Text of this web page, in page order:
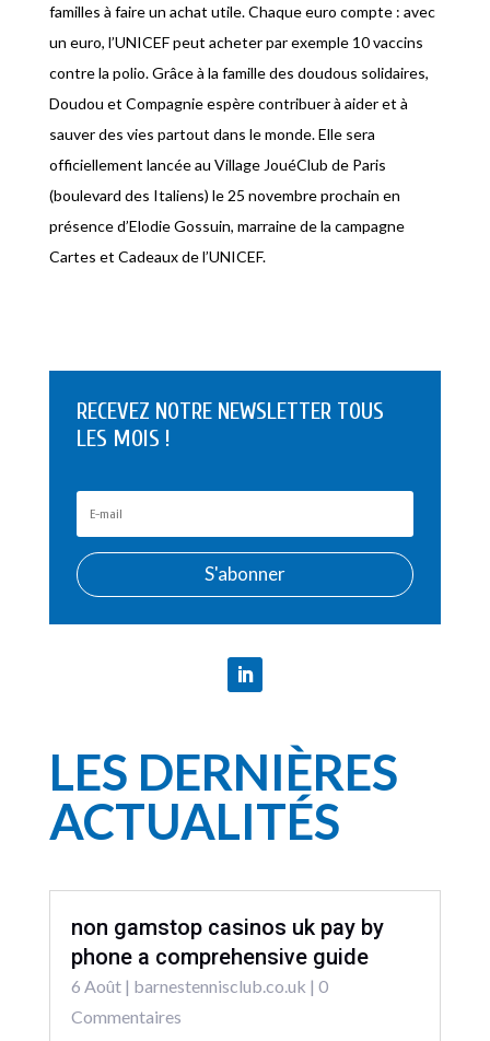
familles à faire un achat utile. Chaque euro compte : avec
un euro, l’UNICEF peut acheter par exemple 10 vaccins
contre la polio. Grâce à la famille des doudous solidaires,
Doudou et Compagnie espère contribuer à aider et à
sauver des vies partout dans le monde. Elle sera
officiellement lancée au Village JouéClub de Paris
(boulevard des Italiens) le 25 novembre prochain en
présence d’Elodie Gossuin, marraine de la campagne
Cartes et Cadeaux de l’UNICEF.
RECEVEZ NOTRE NEWSLETTER TOUS
LES MOIS !
S'abonner
LES DERNIÈRES
ACTUALITÉS
non gamstop casinos uk pay by
phone a comprehensive guide
6 Août| barnestennisclub.co.uk | 0
Commentaires